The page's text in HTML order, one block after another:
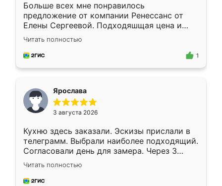
Больше всех мне понравилось
предложение от компании Ренессанс от
Елены Сергеевой. Подходяшщая цена и
короткие сроки изготовления. Приехавший
для замера сотрудник Владислав
предложил по моему эскизу самый
Читать полностью
1
Ярослава
3 августа 2026
Кухню здесь заказали. Эскизы прислали в
телеграмм. Выбрали наиболее подходящий.
Согласовали день для замера. Через 3
недели кухня была уже готова. Остались
довольны работой. Спасибо Ренессанс
мебель за качественную работу!
Читать полностью